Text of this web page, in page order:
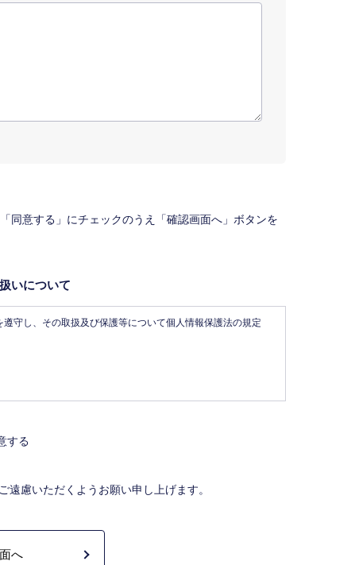
同意する」にチェックのうえ「確認画面へ」ボタンを
いについて
守し、その取扱及び保護等について個人情報保護法の規定
受けた機構。）に対し、成約情報（成約情報は、成約した
社及び提携先のご案内や商品の発送、関連するアフターサ
する
慮いただくようお願い申し上げます。